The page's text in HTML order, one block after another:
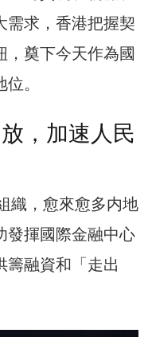
需求，香港把握契
，奠下今天作為國
。
，加速人民
織，愈來愈多内地
發揮國際金融中心
籌融資和「走出